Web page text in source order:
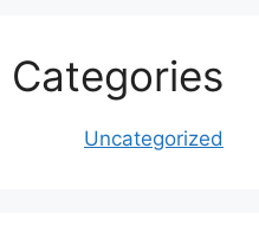
Categories
Uncategorized